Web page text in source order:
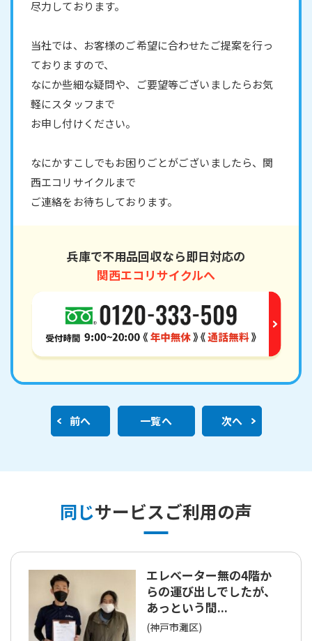
尽力しております。
当社では、お客様のご希望に合わせたご提案を行っ
ておりますので、
なにか些細な疑問や、ご要望等ございましたらお気
軽にスタッフまで
お申し付けください。
なにかすこしでもお困りごとがございましたら、関
西エコリサイクルまで
ご連絡をお待ちしております。
兵庫で不用品回収なら即日対応の
関西エコリサイクルへ
前へ 一覧へ 次へ
同じサービスご利用の声
エレベーター無の4階か
らの運び出しでしたが、
あっという間...
(神戸市灘区)